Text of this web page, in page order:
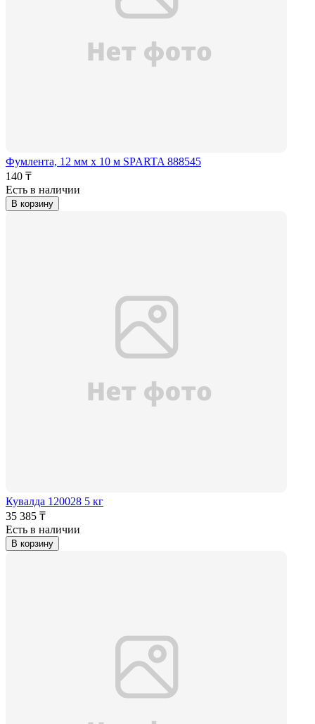
Фумлента, 12 мм x 10 м SPARTA 888545
140 ₸
Есть в наличии
В корзину
Кувалда 120028 5 кг
35 385 ₸
Есть в наличии
В корзину